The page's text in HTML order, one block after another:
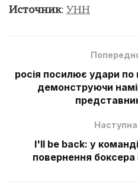
Источник: УНН
росія посилює удари
демонструючи
I'll be back: у
повернення боксера